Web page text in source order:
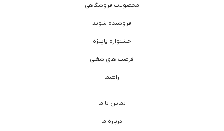
محصولات فروشگاهی
فروشنده شوید
جشنواره پاییزه
فرصت های شغلی
راهنما
تماس با ما
درباره ما